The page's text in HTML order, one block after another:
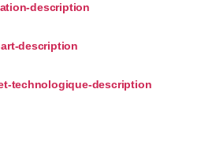
description
description
technologique-description